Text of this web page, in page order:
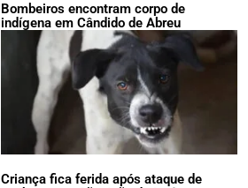
Bombeiros encontram corpo de
indígena em Cândido de Abreu
Criança fica ferida após ataque de